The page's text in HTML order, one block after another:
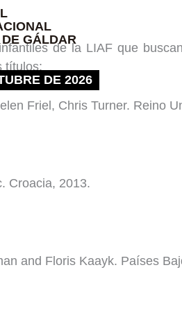
GÁLDAR
DE 2026
de la LIAF que
títulos:
Friel, Chris Turner. Reino
Croacia, 2013.
and Floris Kaayk. Países